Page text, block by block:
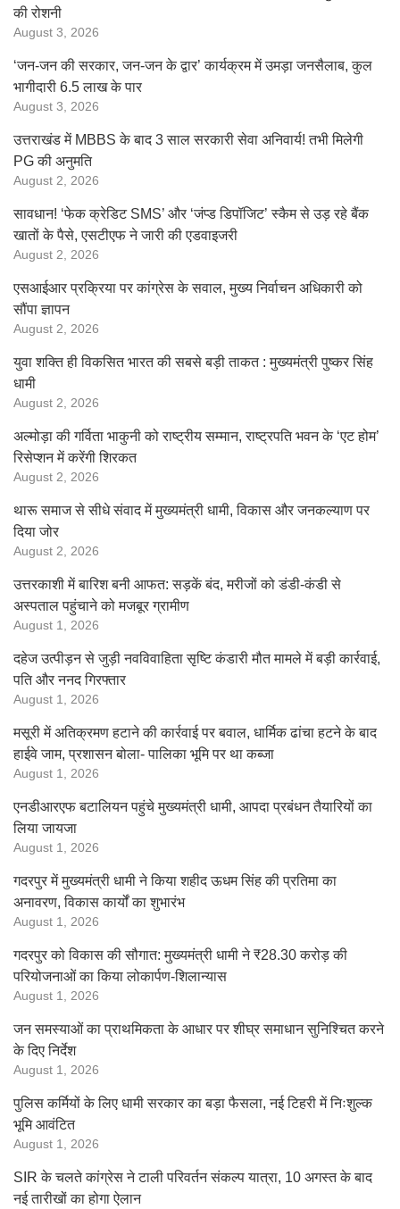
की रोशनी
August 3, 2026
‘जन-जन की सरकार, जन-जन के द्वार’ कार्यक्रम में उमड़ा जनसैलाब, कुल
भागीदारी 6.5 लाख के पार
August 3, 2026
उत्तराखंड में MBBS के बाद 3 साल सरकारी सेवा अनिवार्य! तभी मिलेगी
PG की अनुमति
August 2, 2026
सावधान! ‘फेक क्रेडिट SMS’ और ‘जंप्ड डिपॉजिट’ स्कैम से उड़ रहे बैंक
खातों के पैसे, एसटीएफ ने जारी की एडवाइजरी
August 2, 2026
एसआईआर प्रक्रिया पर कांग्रेस के सवाल, मुख्य निर्वाचन अधिकारी को
सौंपा ज्ञापन
August 2, 2026
युवा शक्ति ही विकसित भारत की सबसे बड़ी ताकत : मुख्यमंत्री पुष्कर सिंह
धामी
August 2, 2026
अल्मोड़ा की गर्विता भाकुनी को राष्ट्रीय सम्मान, राष्ट्रपति भवन के ‘एट होम’
रिसेप्शन में करेंगी शिरकत
August 2, 2026
थारू समाज से सीधे संवाद में मुख्यमंत्री धामी, विकास और जनकल्याण पर
दिया जोर
August 2, 2026
उत्तरकाशी में बारिश बनी आफत: सड़कें बंद, मरीजों को डंडी-कंडी से
अस्पताल पहुंचाने को मजबूर ग्रामीण
August 1, 2026
दहेज उत्पीड़न से जुड़ी नवविवाहिता सृष्टि कंडारी मौत मामले में बड़ी कार्रवाई,
पति और ननद गिरफ्तार
August 1, 2026
मसूरी में अतिक्रमण हटाने की कार्रवाई पर बवाल, धार्मिक ढांचा हटने के बाद
हाईवे जाम, प्रशासन बोला- पालिका भूमि पर था कब्जा
August 1, 2026
एनडीआरएफ बटालियन पहुंचे मुख्यमंत्री धामी, आपदा प्रबंधन तैयारियों का
लिया जायजा
August 1, 2026
गदरपुर में मुख्यमंत्री धामी ने किया शहीद ऊधम सिंह की प्रतिमा का
अनावरण, विकास कार्यों का शुभारंभ
August 1, 2026
गदरपुर को विकास की सौगात: मुख्यमंत्री धामी ने ₹28.30 करोड़ की
परियोजनाओं का किया लोकार्पण-शिलान्यास
August 1, 2026
जन समस्याओं का प्राथमिकता के आधार पर शीघ्र समाधान सुनिश्चित करने
के दिए निर्देश
August 1, 2026
पुलिस कर्मियों के लिए धामी सरकार का बड़ा फैसला, नई टिहरी में निःशुल्क
भूमि आवंटित
August 1, 2026
SIR के चलते कांग्रेस ने टाली परिवर्तन संकल्प यात्रा, 10 अगस्त के बाद
नई तारीखों का होगा ऐलान